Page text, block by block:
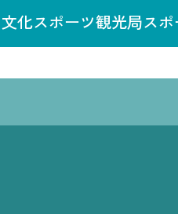
文化スポーツ観光局ス